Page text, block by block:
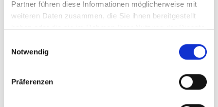
Partner führen diese Informationen möglicherweise mit
weiteren Daten zusammen, die Sie ihnen bereitgestellt
haben oder die sie im Rahmen Ihrer Nutzung der Dienste
Notwendig
Präferenzen
46 % Kohle
5 % Gas
1 % Wasser
2 % Wind, PV etc.